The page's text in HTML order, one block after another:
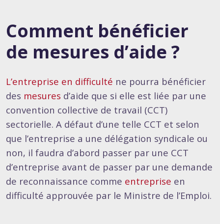
Comment bénéficier
de mesures d’aide ?
L’entreprise en difficulté ne pourra bénéficier
des mesures d’aide que si elle est liée par une
convention collective de travail (CCT)
sectorielle. A défaut d’une telle CCT et selon
que l’entreprise a une délégation syndicale ou
non, il faudra d’abord passer par une CCT
d’entreprise avant de passer par une demande
de reconnaissance comme entreprise en
difficulté approuvée par le Ministre de l’Emploi.